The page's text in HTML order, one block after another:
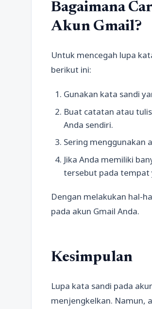
Bagaimana
Akun Gmail?
Untuk mencegah lupa
berikut ini:
Gunakan kata sandi
Buat catatan atau
Anda sendiri.
Sering menggunakan
Jika Anda memiliki
tersebut pada tempat
Dengan melakukan hal-
pada akun Gmail Anda.
Kesimpulan
Lupa kata sandi pada
menjengkelkan. Namun,